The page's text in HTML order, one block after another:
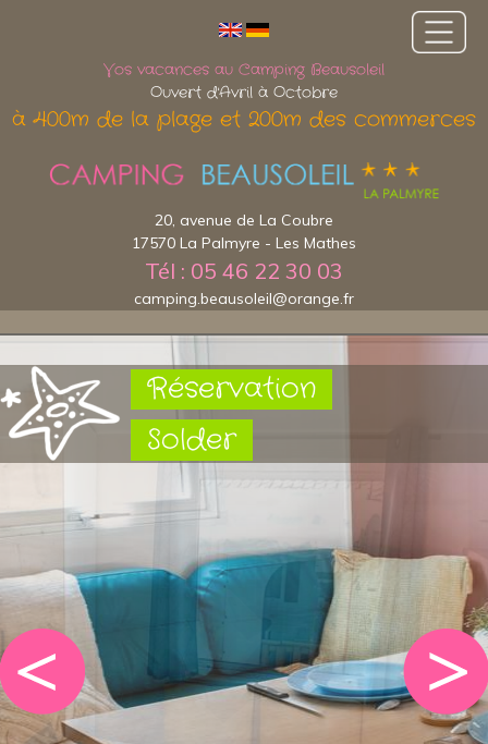
Réservation
Solder
Vos vacances au Camping Beausoleil
Ouvert d'Avril à Octobre
à 400m de la plage et 200m des commerces
20, avenue de La Coubre
17570 La Palmyre - Les Mathes
Tél : 05 46 22 30 03
camping.beausoleil@orange.fr